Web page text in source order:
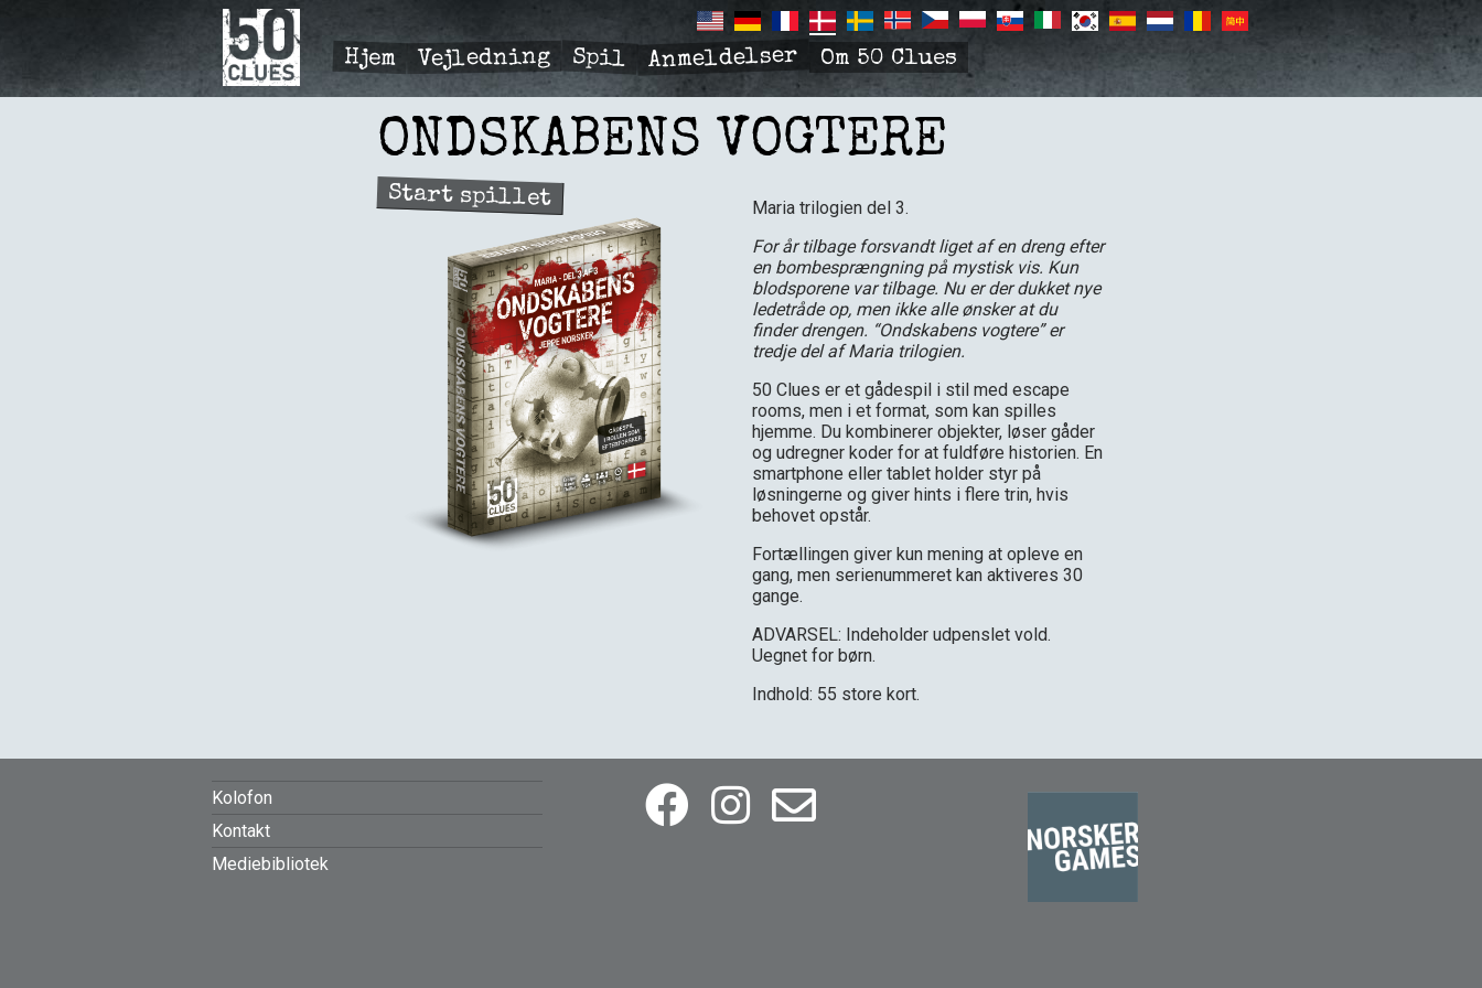
PRIMÆR
NAVIGATION
Hjem Vejledning Spil Anmeldelser Om 50 Clues
ONDSKABENS VOGTERE
Start spillet
Maria trilogien del 3.
For år tilbage forsvandt liget af en dreng efter
en bombesprængning på mystisk vis. Kun
blodsporene var tilbage. Nu er der dukket nye
ledetråde op, men ikke alle ønsker at du
finder drengen. “Ondskabens vogtere” er
tredje del af Maria trilogien.
50 Clues er et gådespil i stil med escape
rooms, men i et format, som kan spilles
hjemme. Du kombinerer objekter, løser gåder
og udregner koder for at fuldføre historien. En
smartphone eller tablet holder styr på
løsningerne og giver hints i flere trin, hvis
behovet opstår.
Fortællingen giver kun mening at opleve en
gang, men serienummeret kan aktiveres 30
gange.
ADVARSEL: Indeholder udpenslet vold.
Uegnet for børn.
Indhold: 55 store kort.
FOOTER
MENU
Kolofon
Kontakt
Mediebibliotek